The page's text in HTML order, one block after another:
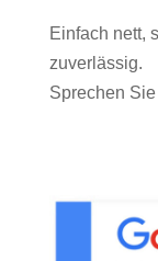
Einfach nett,
zuverlässig.
Sprechen